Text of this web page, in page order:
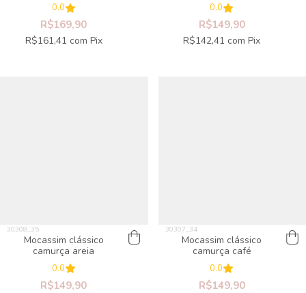
0.0
R$169,90
R$161,41 com Pix
0.0
R$149,90
R$142,41 com Pix
Mocassim clássico
camurça areia
0.0
R$149,90
Mocassim clássico
camurça café
0.0
R$149,90